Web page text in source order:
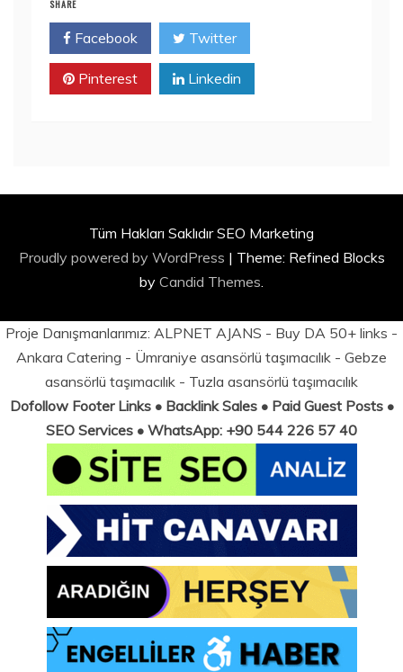
SHARE
Facebook Twitter
Pinterest Linkedin
Tüm Hakları Saklıdır SEO Marketing
Proudly powered by WordPress | Theme: Refined Blocks
by Candid Themes
Proje Danışmanlarımız: ALPNET AJANS - Buy DA 50+ links -
Ankara Catering - Ümraniye asansörlü taşımacılık - Gebze
asansörlü taşımacılık - Tuzla asansörlü taşımacılık
Dofollow Footer Links • Backlink Sales • Paid Guest Posts •
SEO Services • WhatsApp: +90 544 226 57 40